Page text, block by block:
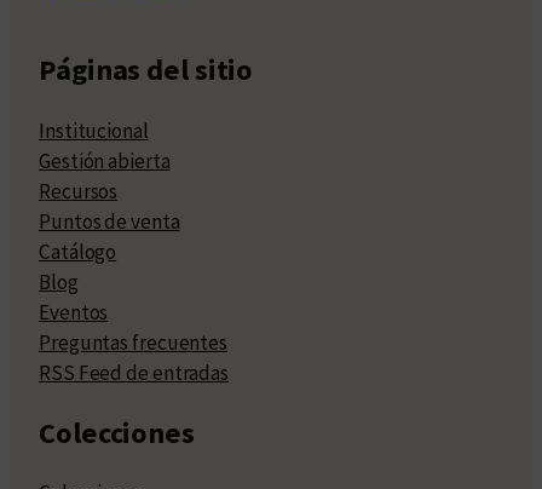
Páginas del sitio
Institucional
Gestión abierta
Recursos
Puntos de venta
Catálogo
Blog
Eventos
Preguntas frecuentes
RSS Feed de entradas
Colecciones